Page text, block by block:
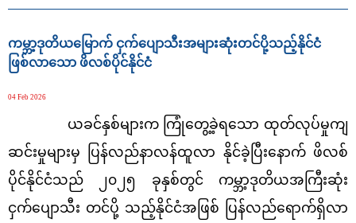
ကမ္ဘာ့ဒုတိယမြောက် ငှက်ပျောသီးအများဆုံးတင်ပို့သည့်နိုင်ငံ
ဖြစ်လာသော ဖိလစ်ပိုင်နိုင်ငံ
04 Feb 2026
ယခင်နှစ်များက ကြုံတွေ့ခဲ့ရသော ထုတ်လုပ်မှုကျ
ဆင်းမှုများမှ ပြန်လည်နာလန်ထူလာ နိုင်ခဲ့ပြီးနောက် ဖိလစ်
ပိုင်နိုင်ငံသည် ၂၀၂၅ ခုနှစ်တွင် ကမ္ဘာ့ဒုတိယအကြီးဆုံး
ငှက်ပျောသီး တင်ပို့ သည့်နိုင်ငံအဖြစ် ပြန်လည်ရောက်ရှိလာ